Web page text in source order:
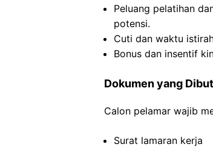
Peluang pelatihan
potensi.
Cuti dan waktu
Bonus dan insentif
Dokumen yang
Calon pelamar wajib
Surat lamaran kerja